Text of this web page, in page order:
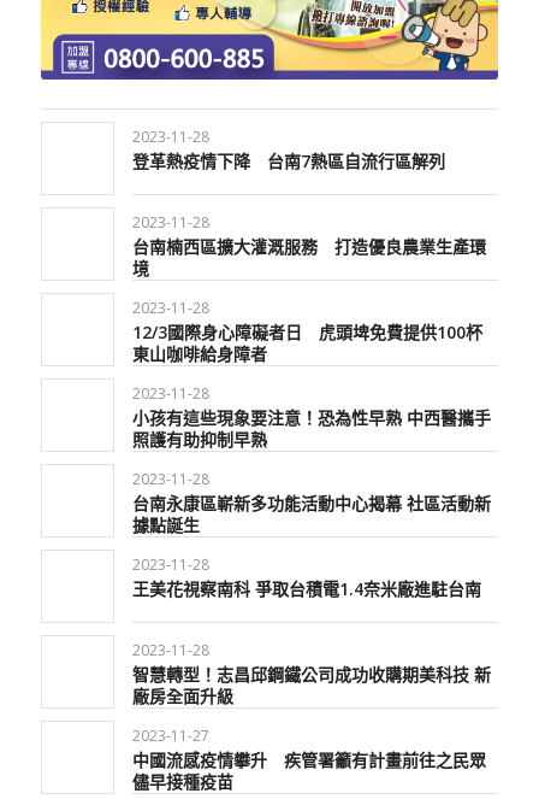
2023-11-28
登革熱疫情下降 台南7熱區自流行區解列
2023-11-28
台南楠西區擴大灌溉服務 打造優良農業生產環
境
2023-11-28
12/3國際身心障礙者日 虎頭埤免費提供100杯
東山咖啡給身障者
2023-11-28
小孩有這些現象要注意！恐為性早熟 中西醫攜手
照護有助抑制早熟
2023-11-28
台南永康區嶄新多功能活動中心揭幕 社區活動新
據點誕生
2023-11-28
王美花視察南科 爭取台積電1.4奈米廠進駐台南
2023-11-28
智慧轉型！志昌邱鋼鐵公司成功收購期美科技 新
廠房全面升級
2023-11-27
中國流感疫情攀升 疾管署籲有計畫前往之民眾
儘早接種疫苗